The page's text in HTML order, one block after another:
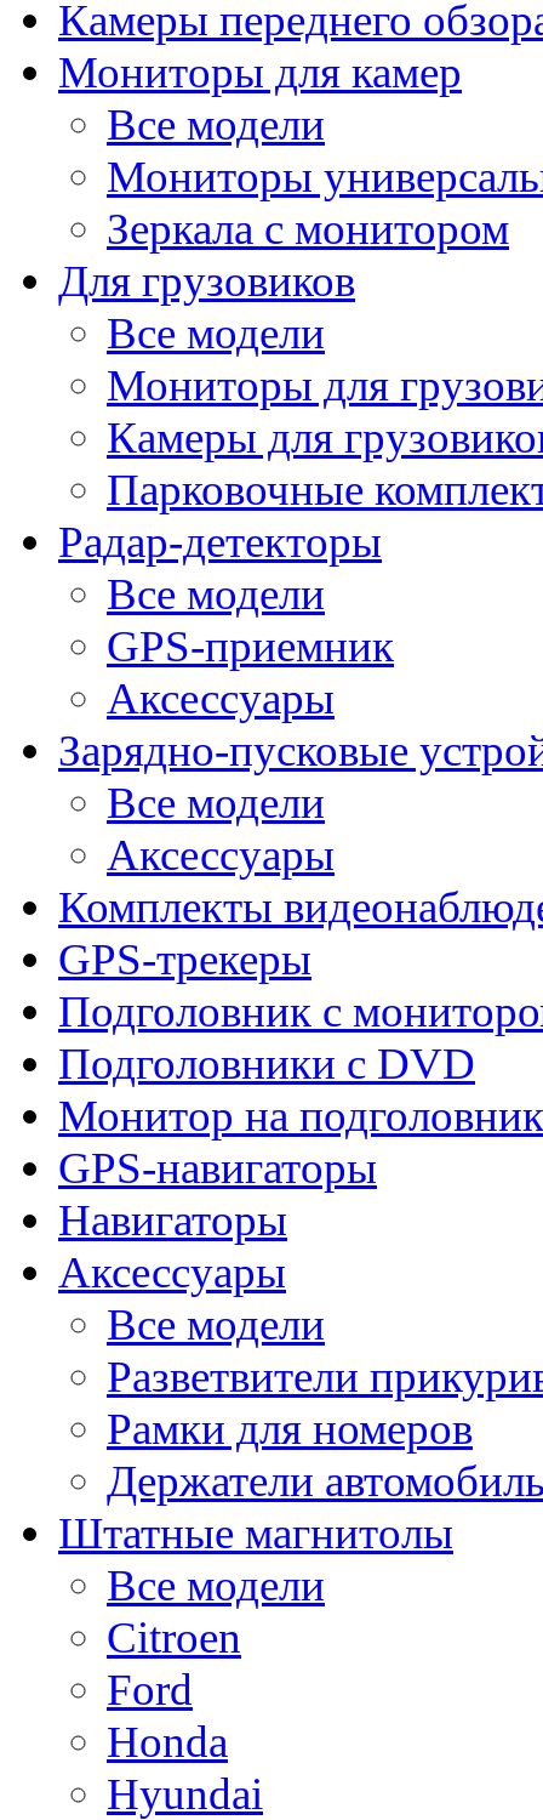
Камеры переднего
Мониторы для камер
Все модели
Мониторы
Зеркала с монитором
Для грузовиков
Все модели
Мониторы для
Камеры для
Парковочные
Радар-детекторы
Все модели
GPS-приемник
Аксессуары
Зарядно-пусковые
Все модели
Аксессуары
Комплекты
GPS-трекеры
Подголовник с
Подголовники с DVD
Монитор на подголовник
GPS-навигаторы
Навигаторы
Аксессуары
Все модели
Разветвители
Рамки для номеров
Держатели
Штатные магнитолы
Все модели
Citroen
Ford
Honda
Hyundai